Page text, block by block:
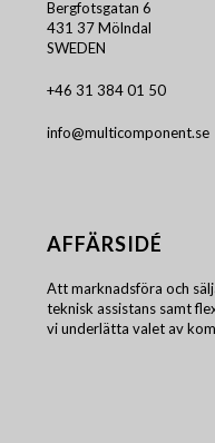
Bergfotsgatan 6
431 37 Mölndal
SWEDEN
+46 31 384 01 50
info@multicomponent.se
AFFÄRSIDÉ
Att marknadsföra och
teknisk assistans samt
vi underlätta valet av